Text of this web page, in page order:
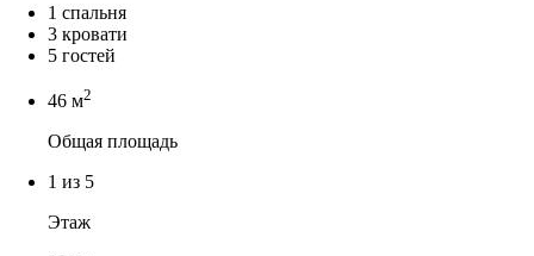
1 спальня
3 кровати
5 гостей
46 м2
Общая площадь
1 из 5
Этаж